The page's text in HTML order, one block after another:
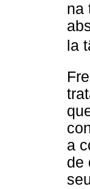
na
la
a
de